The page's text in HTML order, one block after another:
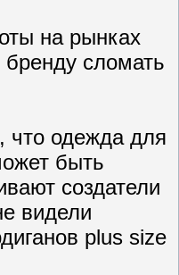
на рынках
сломать
одежда для
быть
создатели
видели
plus size